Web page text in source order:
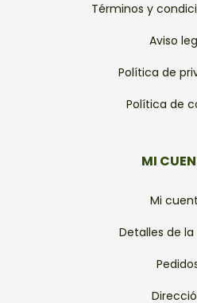
Términos y
Aviso
Política de
Política de
MI
Mi
Detalles de